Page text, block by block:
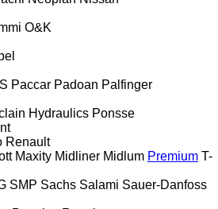
O&K
Paccar Padoan Palfinger
Hydraulics Ponsse
Renault
Maxity Midliner Midlum Premium T-
SMP Sachs Salami Sauer-Danfoss